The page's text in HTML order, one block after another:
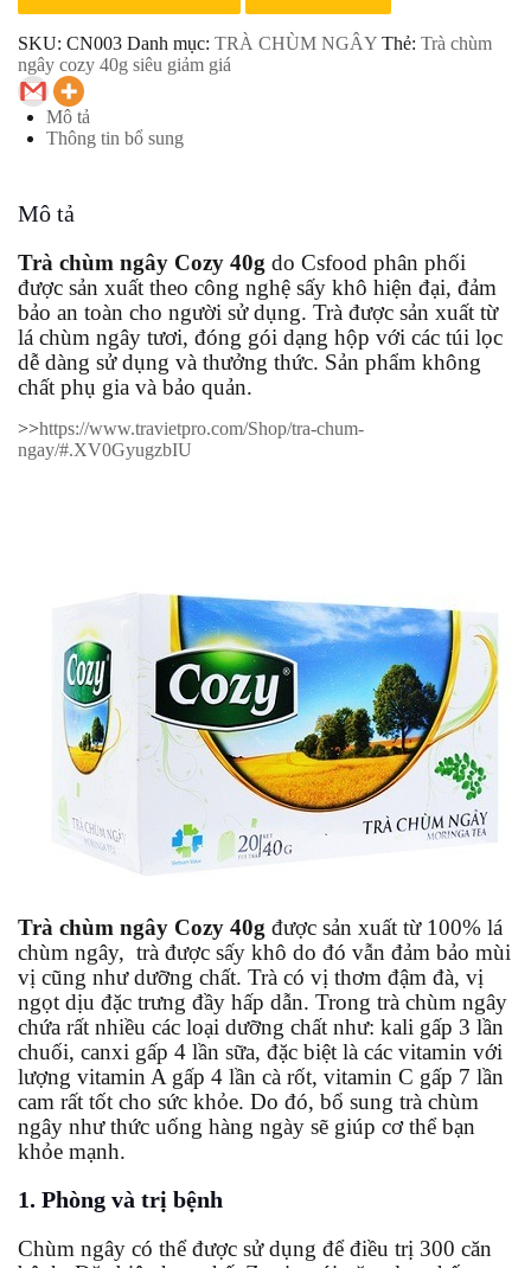
40g
số
lượng
SKU: CN003 Danh mục: TRÀ CHÙM NGÂY Thẻ: Trà chùm
ngây cozy 40g siêu giảm giá
Mô tả
Thông tin bổ sung
Mô tả
Trà chùm ngây Cozy 40g do Csfood phân phối
được sản xuất theo công nghệ sấy khô hiện đại, đảm
bảo an toàn cho người sử dụng. Trà được sản xuất từ
lá chùm ngây tươi, đóng gói dạng hộp với các túi lọc
dễ dàng sử dụng và thưởng thức. Sản phẩm không
chất phụ gia và bảo quản.
>>https://www.travietpro.com/Shop/tra-chum-
ngay/#.XV0GyugzbIU
Trà chùm ngây Cozy 40g được sản xuất từ 100% lá
chùm ngây, trà được sấy khô do đó vẫn đảm bảo mùi
vị cũng như dưỡng chất. Trà có vị thơm đậm đà, vị
ngọt dịu đặc trưng đầy hấp dẫn. Trong trà chùm ngây
chứa rất nhiều các loại dưỡng chất như: kali gấp 3 lần
chuối, canxi gấp 4 lần sữa, đặc biệt là các vitamin với
lượng vitamin A gấp 4 lần cà rốt, vitamin C gấp 7 lần
cam rất tốt cho sức khỏe. Do đó, bổ sung trà chùm
ngây như thức uống hàng ngày sẽ giúp cơ thể bạn
khỏe mạnh.
1. Phòng và trị bệnh
Chùm ngây có thể được sử dụng để điều trị 300 căn